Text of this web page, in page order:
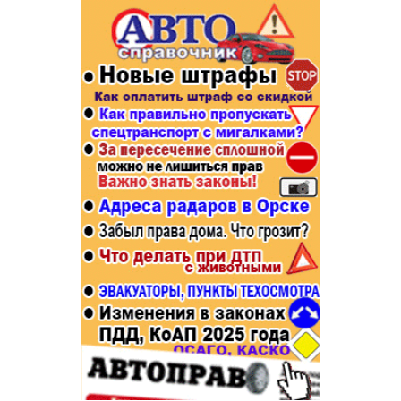
Афиша
Строительство и ремонт
Авто и мото
Рестораны, кафе, бары
Спорт Фитнес
Недвижимость
Красота Косметология
Телекоммуникации и связь
Торговля
Бизнес и финансы
Юристы, Экспертиза, Страхование
Ремонт
Социальные организации
Это интересно
Администрация
Популярное →
Строительство и ремонт